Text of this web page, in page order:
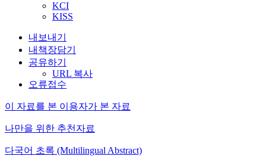
KCI
KISS
내보내기
내책장담기
공유하기
URL 복사
오류접수
이 자료를 본 이용자가 본 자료
나만을 위한 추천자료
다국어 초록 (Multilingual Abstract)